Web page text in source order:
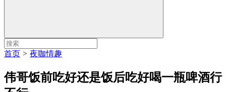
首页 > 夜咖情趣
伟哥饭前吃好还是饭后吃好喝一瓶啤酒行